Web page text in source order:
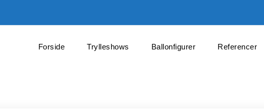
Forside Trylleshows Ballonfigurer Referencer